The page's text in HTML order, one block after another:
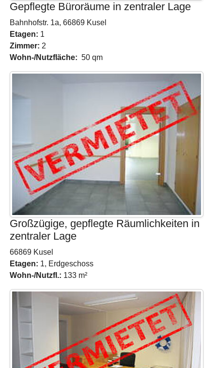
Gepflegte Büroräume in zentraler Lage
Bahnhofstr. 1a, 66869 Kusel
Etagen: 1
Zimmer: 2
Wohn-/Nutzfläche: 50 qm
Großzügige, gepflegte Räumlichkeiten in
zentraler Lage
66869 Kusel
Etagen: 1, Erdgeschoss
Wohn-/Nutzfl.: 133 m²